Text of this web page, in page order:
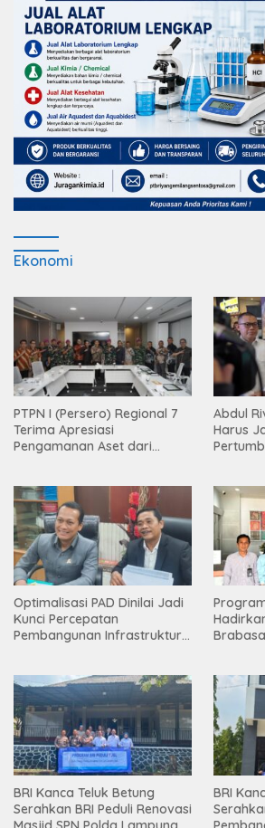
Ekonomi
PTPN I (Persero) Regional 7
Terima Apresiasi
Pengamanan Aset dari
Abdul
Harus
Optimalisasi PAD Dinilai Jadi
Kunci Percepatan
Pembangunan Infrastruktur
Mesuji
BRI Kanca Teluk Betung
Serahkan BRI Peduli Renovasi
BRI